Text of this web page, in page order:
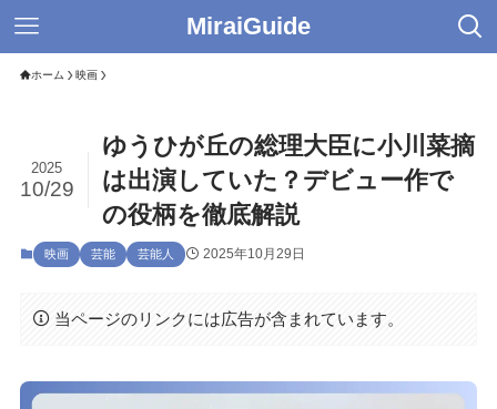
MiraiGuide
ホーム 映画
ゆうひが丘の総理大臣に小川菜摘
は出演していた？デビュー作で
の役柄を徹底解説
2025
10/29
映画 芸能 芸能人 2025年10月29日
当ページのリンクには広告が含まれています。